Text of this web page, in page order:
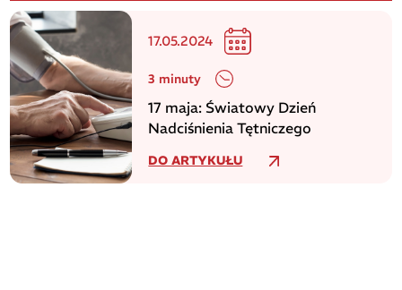
17.05.2024
3 minuty
17 maja: Światowy Dzień
Nadciśnienia Tętniczego
DO ARTYKUŁU